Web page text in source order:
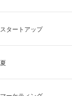
スタートアップ
夏